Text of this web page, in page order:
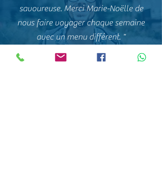
savoureuse. Merci Marie-Noëlle de
nous faire voyager chaque semaine
avec un menu différent. "